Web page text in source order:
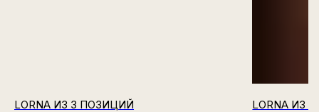
LORNA ИЗ 3 ПОЗИЦИЙ LORNA ИЗ